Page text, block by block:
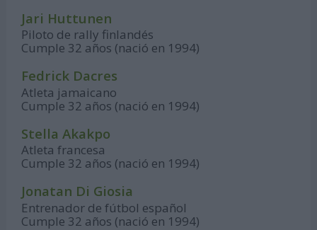
Jari Huttunen
Piloto de rally finlandés
Cumple 32 años (nació en 1994)
Fedrick Dacres
Atleta jamaicano
Cumple 32 años (nació en 1994)
Stella Akakpo
Atleta francesa
Cumple 32 años (nació en 1994)
Jonatan Di Giosia
Entrenador de fútbol español
Cumple 32 años (nació en 1994)